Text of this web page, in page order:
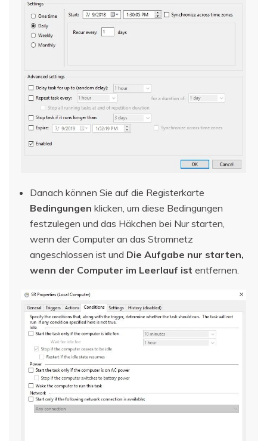
Danach können Sie auf die Registerkarte
Bedingungen klicken, um diese Bedingungen
festzulegen und das Häkchen bei Nur starten,
wenn der Computer an das Stromnetz
angeschlossen ist und Die Aufgabe nur starten,
wenn der Computer im Leerlauf ist entfernen.